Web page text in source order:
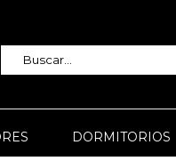
DORMITORIOS